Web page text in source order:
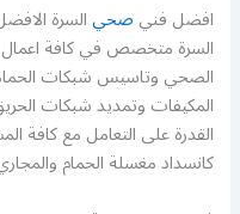
افضل فنيصحيالسرة
السرة متخصص في كافة
الصحي وتاسيس شبكات
المكيفات وتمديد شبكات
القدرة على التعامل مع كافة
كانسداد مغسلة الحمام